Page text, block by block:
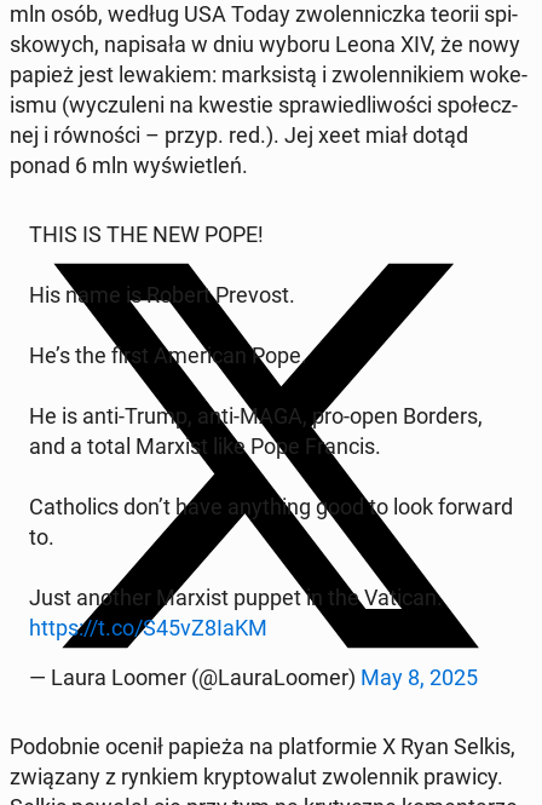
mln osób, według USA Today zwo­len­nicz­ka teorii spi­
sko­wych, na­pi­sa­ła w dniu wyboru Leona XIV, że nowy
papież jest le­wa­kiem: mark­si­stą i zwo­len­ni­kiem wo­ke­
ismu (wy­czu­le­ni na kwestie spra­wie­dli­wo­ści spo­łecz­
nej i rów­no­ści – przyp. red.). Jej xeet miał dotąd
ponad 6 mln wy­świe­tleń.
THIS IS THE NEW POPE!
His name is Robert Prevost.
He’s the first Ame­ri­can Pope.
He is anti-Trump, anti-MAGA, pro-open Borders,
and a total Marxist like Pope Francis.
Ca­tho­lics don’t have any­thing good to look forward
to.
Just another Marxist puppet in the Vatican.
https://t.co/S45vZ8IaKM
— Laura Loomer (@Lau­ra­Lo­omer) May 8, 2025
Po­dob­nie ocenił papieża na plat­for­mie X Ryan Selkis,
zwią­za­ny z rynkiem kryp­to­wa­lut zwo­len­nik prawicy.